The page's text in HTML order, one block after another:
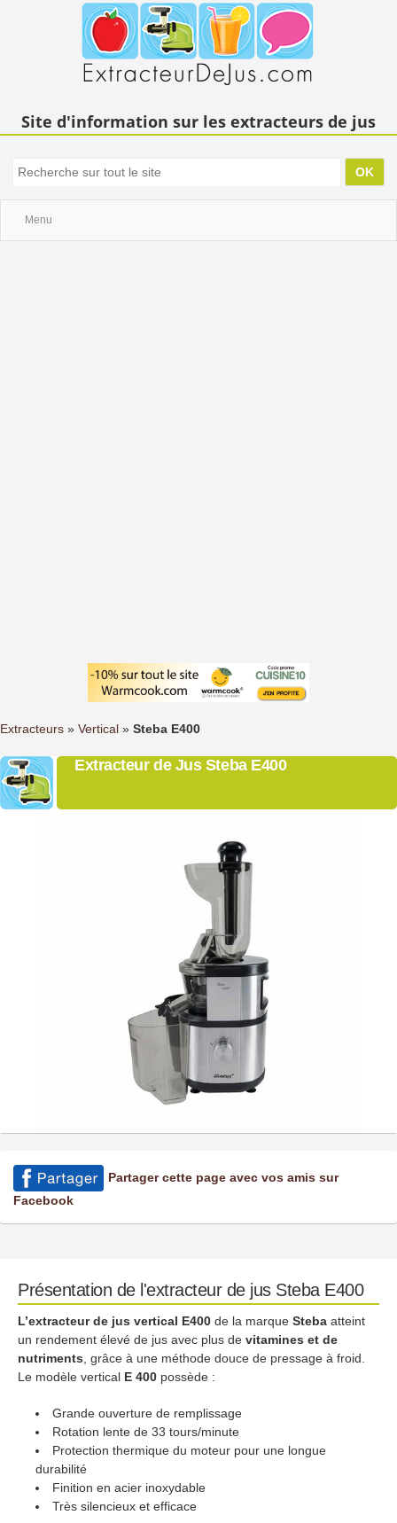
Site d'information sur les extracteurs de jus
Menu
Extracteurs » Vertical » Steba E400
Extracteur de Jus Steba E400
Partager cette page avec vos amis sur
Facebook
Présentation de l'extracteur de jus Steba E400
L’extracteur de jus vertical E400 de la marque Steba atteint
un rendement élevé de jus avec plus de vitamines et de
nutriments , grâce à une méthode douce de pressage à froid.
Le modèle vertical E 400 possède :
Grande ouverture de remplissage
Rotation lente de 33 tours/minute
Protection thermique du moteur pour une longue
durabilité
Finition en acier inoxydable
Très silencieux et efficace